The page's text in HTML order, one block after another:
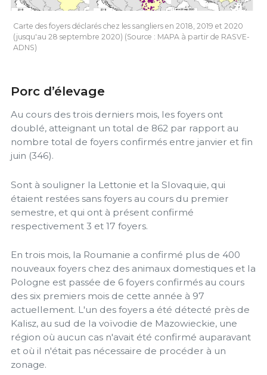
Carte des foyers déclarés chez les sangliers en 2018, 2019 et 2020
(jusqu'au 28 septembre 2020) (Source : MAPA à partir de RASVE-
ADNS)
Porc d’élevage
Au cours des trois derniers mois, les foyers ont
doublé, atteignant un total de 862 par rapport au
nombre total de foyers confirmés entre janvier et fin
juin (346).
Sont à souligner la Lettonie et la Slovaquie, qui
étaient restées sans foyers au cours du premier
semestre, et qui ont à présent confirmé
respectivement 3 et 17 foyers.
En trois mois, la Roumanie a confirmé plus de 400
nouveaux foyers chez des animaux domestiques et la
Pologne est passée de 6 foyers confirmés au cours
des six premiers mois de cette année à 97
actuellement. L'un des foyers a été détecté près de
Kalisz, au sud de la voïvodie de Mazowieckie, une
région où aucun cas n'avait été confirmé auparavant
et où il n'était pas nécessaire de procéder à un
zonage.